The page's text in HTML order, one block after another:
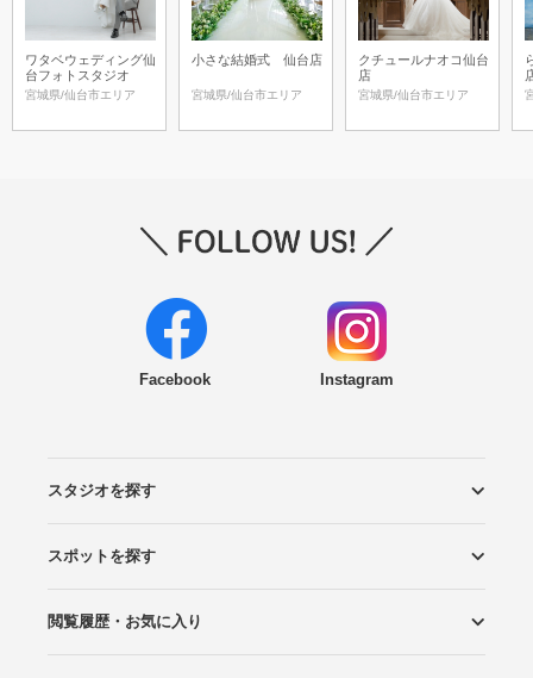
ワタベウェディング仙
台フォトスタジオ
宮城県/仙台市エリア
小さな結婚式 仙台店
宮城県/仙台市エリア
クチュールナオコ仙台
店
宮城県/仙台市エリア
Facebook Instagram
スタジオを探す
エリアから探す
こだわりから探す
NEW PHOTO STYLE
プランから探す
フォトタイプ診断
フォトグラファーから探す
国内リゾートから探す
スポットを探す
ロケーションから探す
スタジオから探す
閲覧履歴・お気に入り